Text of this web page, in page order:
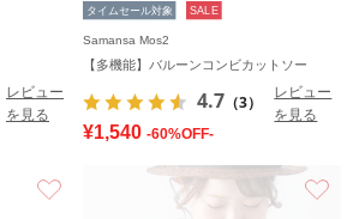
レビュー
を見る
タイムセール対象 SALE
Samansa Mos2
【多機能】バルーンコンビカットソー
4.7 （3）
レビュー
を見る
¥1,540 -60%OFF-